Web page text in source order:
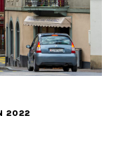
2022